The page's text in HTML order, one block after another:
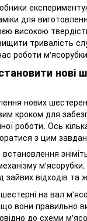
для
високою
тривалість
роботи
нові
нових
кроком для
роботи. Ось
з цим
зайвих відходів та
на вал
вони правильно
до схеми